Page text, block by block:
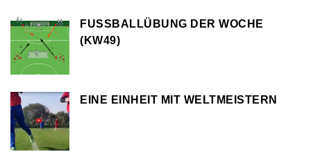
FUSSBALLÜBUNG DER WOCHE (
KW49)
EINE EINHEIT MIT WELTMEISTERN